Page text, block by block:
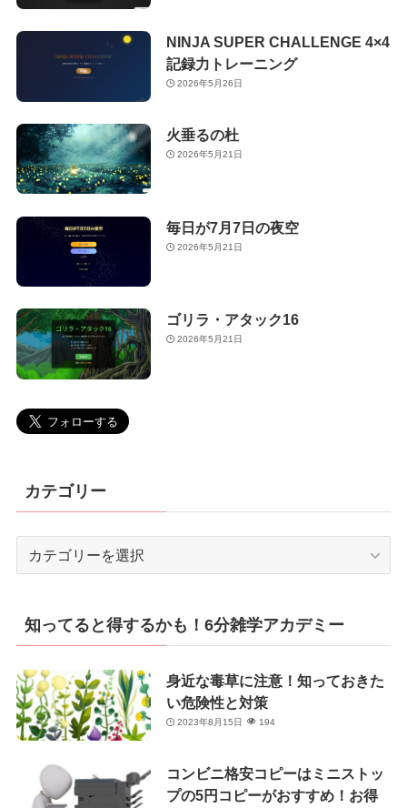
NINJA SUPER CHALLENGE 4×4
記録力トレーニング
2026年5月26日
火垂るの杜
2026年5月21日
毎日が7月7日の夜空
2026年5月21日
ゴリラ・アタック16
2026年5月21日
カテゴリー
リ
ー
知ってると得するかも！6分雑学アカデミー
身近な毒草に注意！知っておきた
い危険性と対策
2023年8月15日 194
コンビニ格安コピーはミニストッ
プの5円コピーがおすすめ！お得